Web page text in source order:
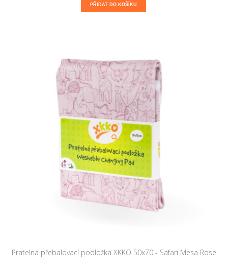
PŘIDAT DO KOŠÍKU
Pratelná přebalovací podložka XKKO 50x70 - Safari Mesa Rose